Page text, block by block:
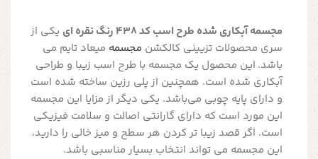
مجسمه آبکاری شده طرح اسب کد 438 رنگ نقره ای
یکی از
سری محصولات تزیینی کالکشن مجسمه میعاد تایم می
باشد. این محصول یک مجسمه با طرح اسب زیبا و طراحی
آبکاری شده است. همچنین از پلی رزین ساخته شده است
و دارای پایه چوبی می‌باشد. یکی دیگر از مزایا این مجسمه
این مورد است که دارای گارانتی اصالت و سلامت فیزیکی
است. اگر قصد زیبا تر کردن هر سطح و میز خالی را دارید،
این مجسمه می تواند انتخاب بسیار مناسبی باشد.